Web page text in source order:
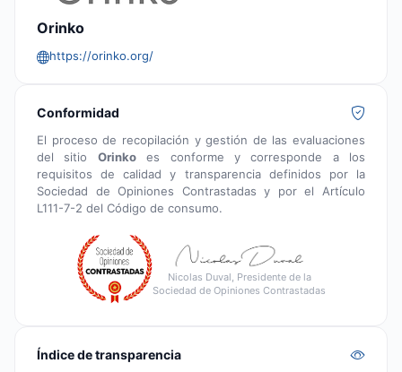
Orinko
https://orinko.org/
Conformidad
El proceso de recopilación y gestión de las evaluaciones
del sitio Orinkoes conforme y corresponde a los
requisitos de calidad y transparencia definidos por la
Sociedad de Opiniones Contrastadas y por el Artículo
L111-7-2 del Código de consumo.
Nicolas Duval, Presidente de la
Sociedad de Opiniones Contrastadas
Índice de transparencia